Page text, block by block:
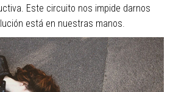
Este circuito nos impide darnos
está en nuestras manos.